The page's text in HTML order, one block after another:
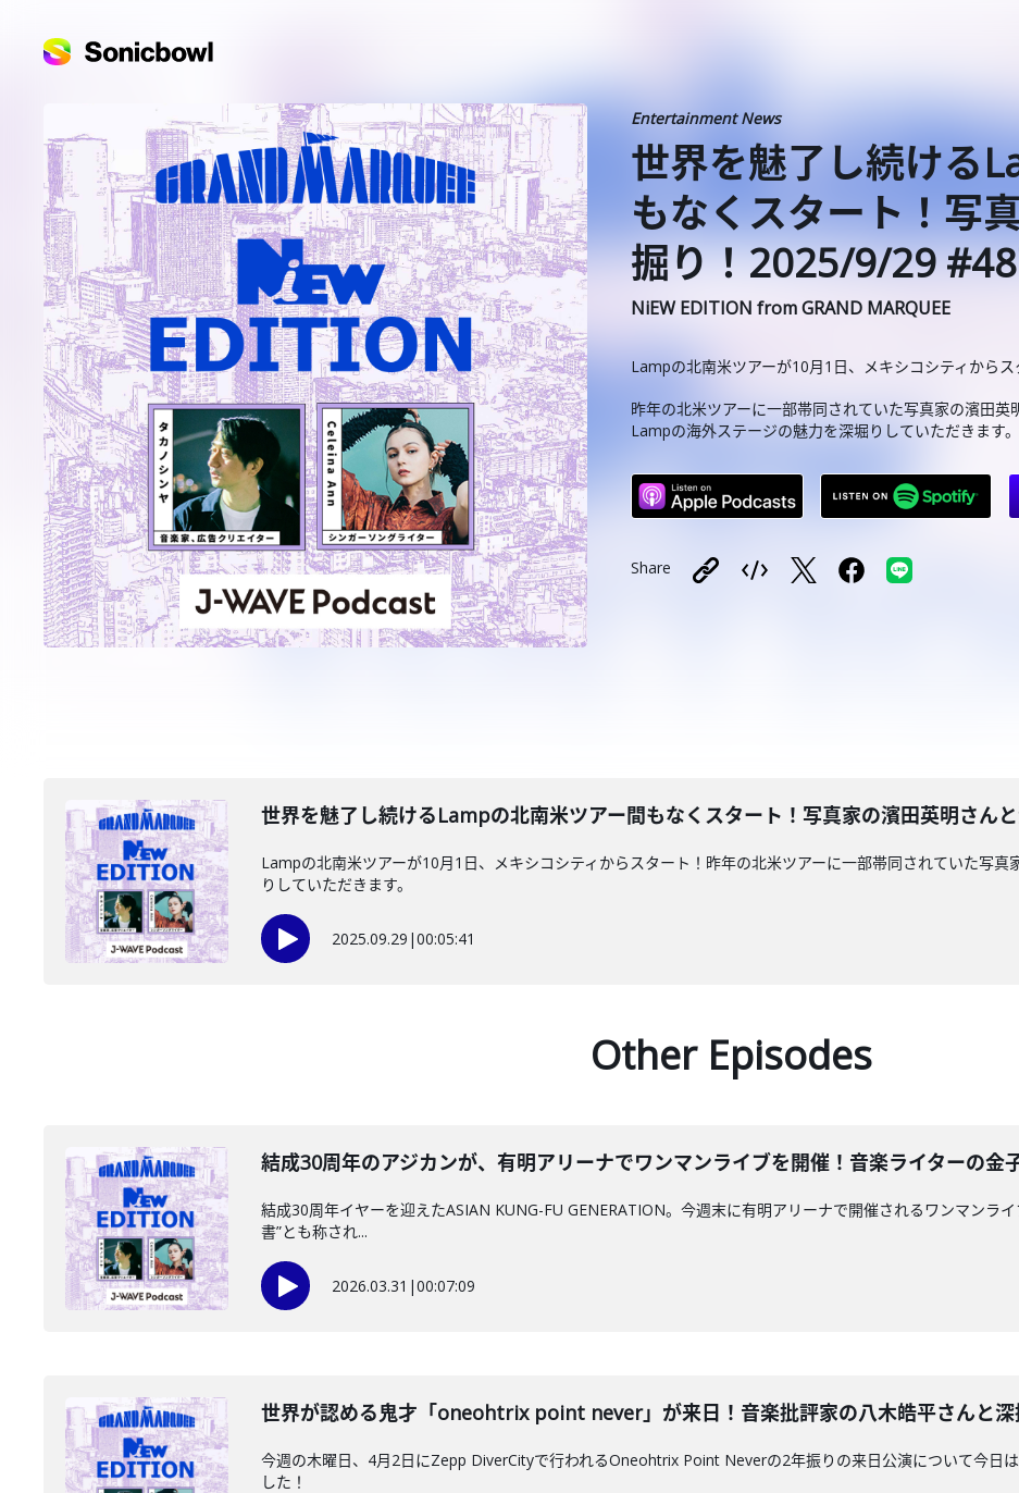
Entertainment News
世界を魅了し続ける
もなくスタート！写
掘り！2025/9/29
NiEW EDITION from GRAND MARQUEE
Lampの北南米ツアーが10月1日、メキシコシティからス
昨年の北米ツアーに一部帯同されていた写真家の濱田英
Lampの海外ステージの魅力を深堀りしていただきます。
Share
世界を魅了し続けるLampの北南米ツアー間もなくスタート！写真家の濱田英明さん
Lampの北南米ツアーが10月1日、メキシコシティからスタート！昨年の北米ツアーに一部帯同されていた写
りしていただきます。
2025.09.29 |00:05:41
Other Episodes
結成30周年のアジカンが、有明アリーナでワンマンライブを開催！音楽ライターの
結成30周年イヤーを迎えたASIAN KUNG-FU GENERATION。今週末に有明アリーナで開催されるワンマンラ
書”とも称され...
2026.03.31 |00:07:09
世界が認める鬼才「oneohtrix point never」が来日！音楽批評家の八木皓平さんと
今週の木曜日、4月2日にZepp DiverCityで行われるOneohtrix Point Neverの2年振りの来日公演について今日
した！